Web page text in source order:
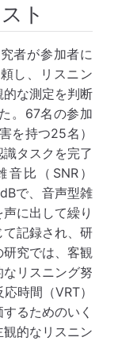
ト
者が参加者に
し、リスニン
な測定を判断
。67名の参加
を持つ25名）
タスクを完了
比（SNR）
で、音声型雑
に出して繰り
記録され、研
究では、客観
リスニング努
時間（VRT）
るためのいく
的なリスニン